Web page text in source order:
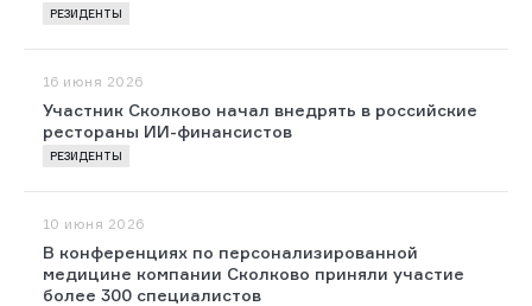
РЕЗИДЕНТЫ
16 июня 2026
Участник Сколково начал внедрять в российские
рестораны ИИ-финансистов
РЕЗИДЕНТЫ
10 июня 2026
В конференциях по персонализированной
медицине компании Сколково приняли участие
более 300 специалистов